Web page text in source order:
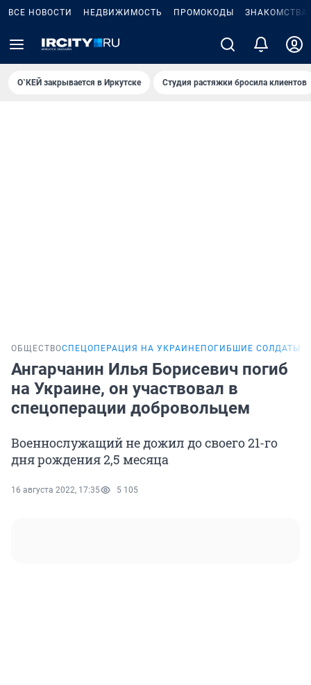
ВСЕ НОВОСТИ НЕДВИЖИМОСТЬ ПРОМОКОДЫ ЗНАКОМСТВА
О`КЕЙ закрывается в Иркутске Студия растяжки бросила клиентов
ОБЩЕСТВОСПЕЦОПЕРАЦИЯ НА УКРАИНЕ ПОГИБШИЕ СОЛДАТЫ
Ангарчанин Илья Борисевич погиб
на Украине, он участвовал в
спецоперации добровольцем
Военнослужащий не дожил до своего 21-го
дня рождения 2,5 месяца
16 августа 2022, 17:35 5 105